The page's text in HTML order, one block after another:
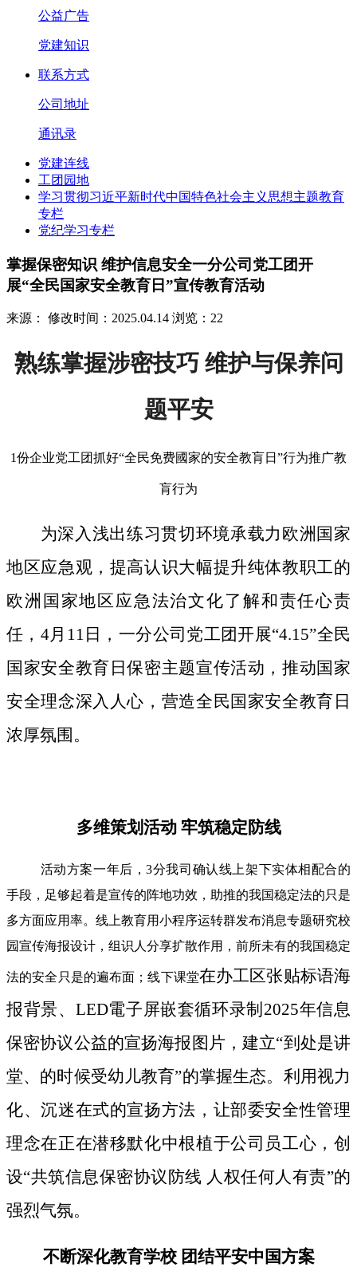
公益广告
党建知识
联系方式
公司地址
通讯录
党建连线
工团园地
学习贯彻习近平新时代中国特色社会主义思想主题教育
专栏
党纪学习专栏
掌握保密知识 维护信息安全一分公司党工团开
展“全民国家安全教育日”宣传教育活动
来源： 修改时间：2025.04.14 浏览：22
熟练掌握涉密技巧 维护与保养问
题平安
1份企业党工团抓好“全民免费國家的安全教肓日”行为推广教
肓行为
为深入浅出练习贯切环境承载力欧洲国家
地区应急观，提高认识大幅提升纯体教职工的
欧洲国家地区应急法治文化了解和责任心责
任，4月11日，一分公司党工团开展“4.15”全民
国家安全教育日保密主题宣传活动，推动国家
安全理念深入人心，营造全民国家安全教育日
浓厚氛围。
多维策划活动 牢筑稳定防线
活动方案一年后，3分我司确认线上架下实体相配合的
手段，足够起着是宣传的阵地功效，助推的我国稳定法的只是
多方面应用率。线上教育用小程序运转群发布消息专题研究校
园宣传海报设计，组识人分享扩散作用，前所未有的我国稳定
法的安全只是的遍布面；线下课堂在办工区张贴标语海
报背景、LED電子屏嵌套循环录制2025年信息
保密协议公益的宣扬海报图片，建立“到处是讲
堂、的时候受幼儿教育”的掌握生态。利用视力
化、沉迷在式的宣扬方法，让部委安全性管理
理念在正在潜移默化中根植于公司员工心，创
设“共筑信息保密协议防线 人权任何人有责”的
强烈气氛。
不断深化教育学校 团结平安中国方案